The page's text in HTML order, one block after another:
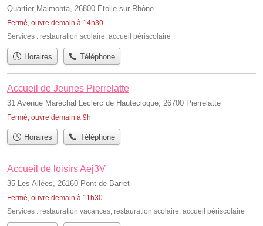
Quartier Malmonta, 26800 Étoile-sur-Rhône
Fermé, ouvre demain à 14h30
Services : restauration scolaire, accueil périscolaire
Horaires Téléphone
Accueil de Jeunes Pierrelatte
31 Avenue Maréchal Leclerc de Hautecloque, 26700 Pierrelatte
Fermé, ouvre demain à 9h
Horaires Téléphone
Accueil de loisirs Aej3V
35 Les Allées, 26160 Pont-de-Barret
Fermé, ouvre demain à 11h30
Services : restauration vacances, restauration scolaire, accueil périscolaire